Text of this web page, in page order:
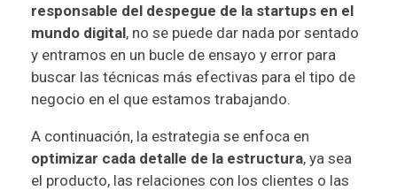
responsable del despegue de la startups en el
mundo digital, no se puede dar nada por sentado
y entramos en un bucle de ensayo y error para
buscar las técnicas más efectivas para el tipo de
negocio en el que estamos trabajando.
A continuación, la estrategia se enfoca en
optimizar cada detalle de la estructura, ya sea
el producto, las relaciones con los clientes o las